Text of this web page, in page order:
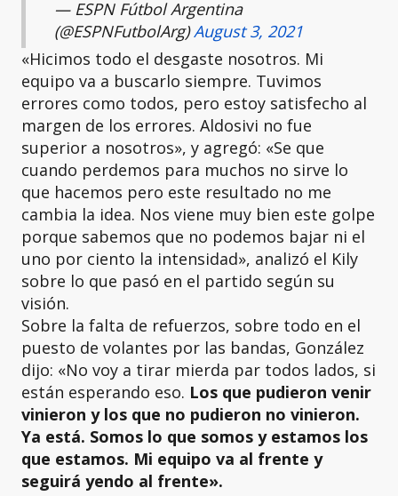
— ESPN Fútbol Argentina
(@ESPNFutbolArg)August 3, 2021
«Hicimos todo el desgaste nosotros. Mi
equipo va a buscarlo siempre. Tuvimos
errores como todos, pero estoy satisfecho al
margen de los errores. Aldosivi no fue
superior a nosotros», y agregó: «Se que
cuando perdemos para muchos no sirve lo
que hacemos pero este resultado no me
cambia la idea. Nos viene muy bien este golpe
porque sabemos que no podemos bajar ni el
uno por ciento la intensidad», analizó el Kily
sobre lo que pasó en el partido según su
visión.
Sobre la falta de refuerzos, sobre todo en el
puesto de volantes por las bandas, González
dijo: «No voy a tirar mierda par todos lados, si
están esperando eso. Los que pudieron venir
vinieron y los que no pudieron no vinieron.
Ya está. Somos lo que somos y estamos los
que estamos. Mi equipo va al frente y
seguirá yendo al frente».